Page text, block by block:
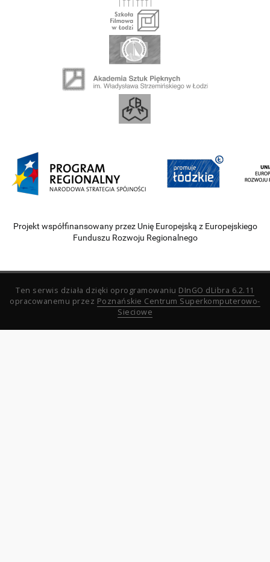
Projekt współfinansowany przez Unię Europejską z Europejskiego
Funduszu Rozwoju Regionalnego
Ten serwis działa dzięki oprogramowaniu DInGO dLibra 6.2.11
opracowanemu przez Poznańskie Centrum Superkomputerowo-
Sieciowe